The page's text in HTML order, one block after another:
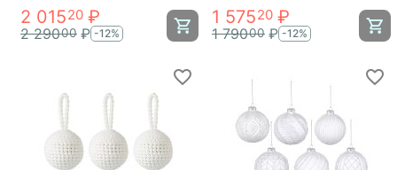
2 01520 ₽
2 29000 ₽ -12%
1 57520 ₽
1 79000 ₽ -12%